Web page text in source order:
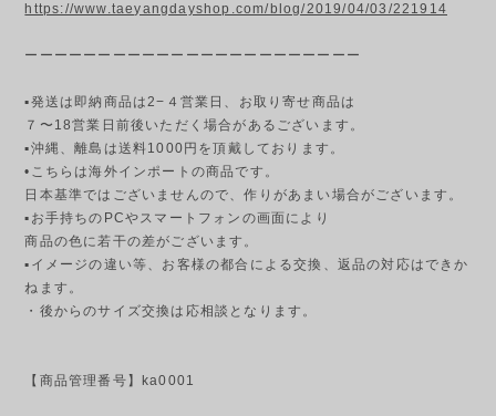
https://www.taeyangdayshop.com/blog/2019/04/03/221914
ーーーーーーーーーーーーーーーーーーーーーーー
▪発送は即納商品は2−４営業日、お取り寄せ商品は
７〜18営業日前後いただく場合があるございます。
▪︎沖縄、離島は送料1000円を頂戴しております。
•こちらは海外インポートの商品です。
日本基準ではございませんので、作りがあまい場合がございます。
▪︎お手持ちのPCやスマートフォンの画面により
商品の色に若干の差がございます。
▪︎イメージの違い等、お客様の都合による交換、返品の対応はできか
ねます。
・後からのサイズ交換は応相談となります。
【商品管理番号】ka0001